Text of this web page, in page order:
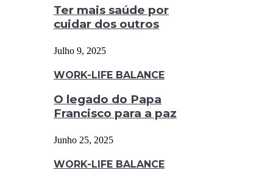
Ter mais saúde por
cuidar dos outros
Julho 9, 2025
WORK-LIFE BALANCE
O legado do Papa
Francisco para a paz
Junho 25, 2025
WORK-LIFE BALANCE